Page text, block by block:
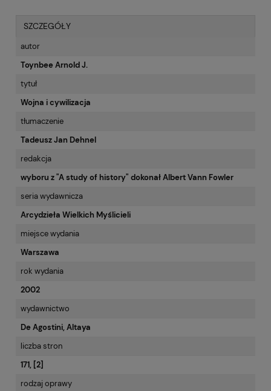
SZCZEGÓŁY
autor
Toynbee Arnold J.
tytuł
Wojna i cywilizacja
tłumaczenie
Tadeusz Jan Dehnel
redakcja
wyboru z "A study of history" dokonał Albert Vann Fowler
seria wydawnicza
Arcydzieła Wielkich Myślicieli
miejsce wydania
Warszawa
rok wydania
2002
wydawnictwo
De Agostini, Altaya
liczba stron
171, [2]
rodzaj oprawy